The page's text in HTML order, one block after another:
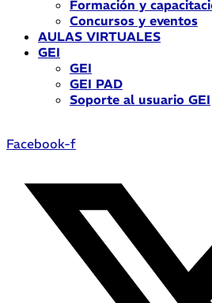
Formación y
Concursos y eventos
AULAS VIRTUALES
GEI
GEI
GEI PAD
Soporte al usuario GEI
Facebook-f